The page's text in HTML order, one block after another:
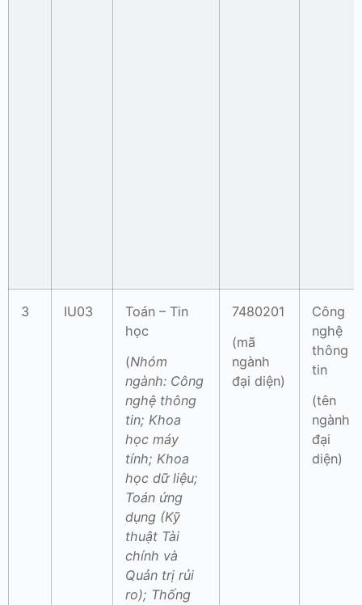
3 IU03
Toán – Tin
học
(Nhóm
ngành: Công
nghệ thông
tin; Khoa
học máy
tính; Khoa
học dữ liệu;
Toán ứng
dụng (Kỹ
thuật Tài
chính và
Quản trị rủi
ro); Thống
7480201
(mã
ngành
đại diện)
Công
nghệ
thông
tin
(tên
ngành
đại
diện)